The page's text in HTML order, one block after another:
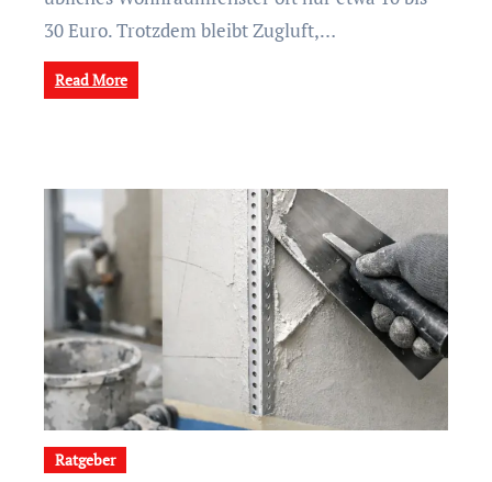
30 Euro. Trotzdem bleibt Zugluft,…
Read More
Ratgeber